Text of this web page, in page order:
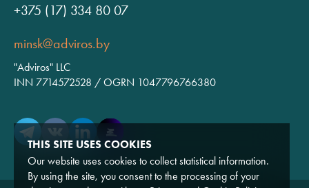
+375 (17) 334 80 07
minsk@adviros.by
"Adviros" LLC
INN 7714572528 / OGRN 1047796766380
THIS SITE USES COOKIES
Our website uses cookies to collect statistical information.
By using the site, you consent to the processing of your